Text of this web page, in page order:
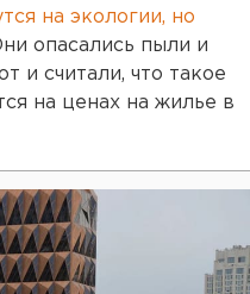
на экологии, но
опасались пыли и
и считали, что такое
на ценах на жилье в